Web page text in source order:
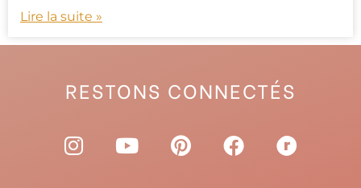
Lire la suite »
RESTONS CONNECTÉS
I
n
Y
o
P
i
F
a
R
a